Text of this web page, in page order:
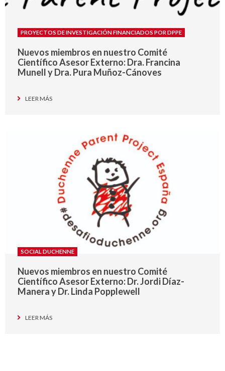
PROYECTOS DE INVESTIGACIÓN FINANCIADOS POR DPPE
Nuevos miembros en nuestro Comité
Científico Asesor Externo: Dra. Francina
Munell y Dra. Pura Muñoz-Cánoves
LEER MÁS
SOCIAL DUCHENNE
Nuevos miembros en nuestro Comité
Científico Asesor Externo: Dr. Jordi Díaz-
Manera y Dr. Linda Popplewell
LEER MÁS